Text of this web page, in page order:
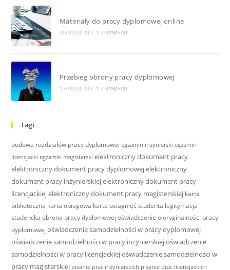
Materiały do pracy dyplomowej online
20/02/2020 / 1 COMMENT
Przebieg obrony pracy dyplomowej
17/02/2020 / 1 COMMENT
Tagi
budowa rozdziałów pracy dyplomowej egzamin inżynierski egzamin
licencjacki egzamin magisterski elektroniczny dokument pracy
elektroniczny dokument pracy dyplomowejelektroniczny
dokument pracy inżynierskiejelektroniczny dokument pracy
licencjackiejelektroniczny dokument pracy magisterskiej karta
biblioteczna karta obiegowa karta osiagnięć studenta legitymacja
studencka obrona pracy dyplomowej oświadczenie o oryginalności pracy
dyplomowej oświadczenie samodzielności w pracy dyplomowej
oświadczenie samodzielności w pracy inżynierskiejoświadczenie
samodzielności w pracy licencjackiejoświadczenie samodzielności w
pracy magisterskiej pisanie prac inżynierskich pisanie prac licencjackich